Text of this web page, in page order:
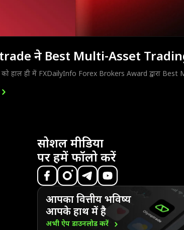
ने Best Multi-Asset
हाल ही में FXDailyInfo Forex Brokers Award द्वारा Best
सोशल मीडिया
पर हमें फॉलो करें
आपका वित्तीय भविष्य
आपके हाथ में है
अभी ऐप डाउनलोड करें